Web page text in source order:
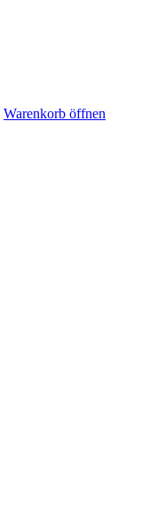
Warenkorb öffnen